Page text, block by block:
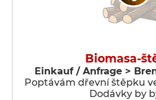
Biomasa-
Einkauf / Anfrage >
Poptávám dřevní štěpku
Dodávky by